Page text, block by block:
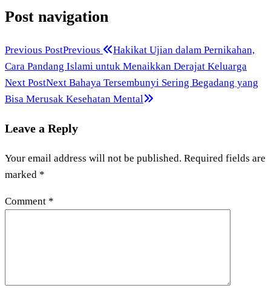
Post navigation
Previous PostPrevious
Hakikat Ujian dalam Pernikahan,
Cara Pandang Islami untuk Menaikkan Derajat Keluarga
Next PostNext Bahaya Tersembunyi Sering Begadang yang
Bisa Merusak Kesehatan Mental
Leave a Reply
Your email address will not be published. Required fields are
marked *
Comment *